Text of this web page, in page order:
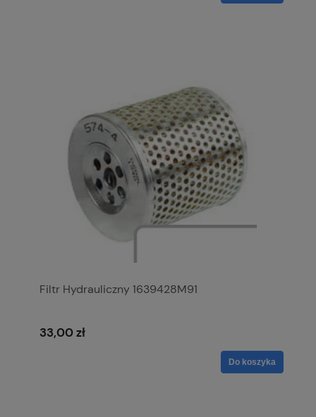
Filtr Hydrauliczny 1639428M91
33,00 zł
Do koszyka